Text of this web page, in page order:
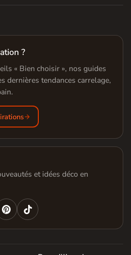
?
« Bien choisir », nos guides
dernières tendances carrelage,
et idées déco en
